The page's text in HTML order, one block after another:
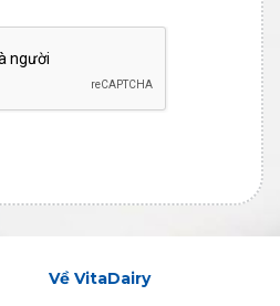
Về VitaDairy